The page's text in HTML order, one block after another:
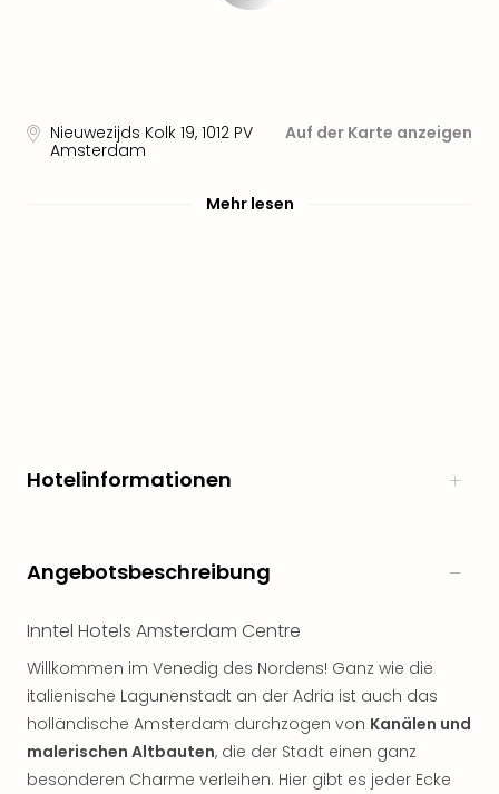
Nieuwezijds Kolk 19, 1012 PV
Amsterdam
Auf der Karte anzeigen
Mehr lesen
Hotelinformationen
Angebotsbeschreibung
Inntel Hotels Amsterdam Centre
Willkommen im Venedig des Nordens! Ganz wie die
italienische Lagunenstadt an der Adria ist auch das
holländische Amsterdam durchzogen von Kanälen und
malerischen Altbauten, die der Stadt einen ganz
besonderen Charme verleihen. Hier gibt es jeder Ecke